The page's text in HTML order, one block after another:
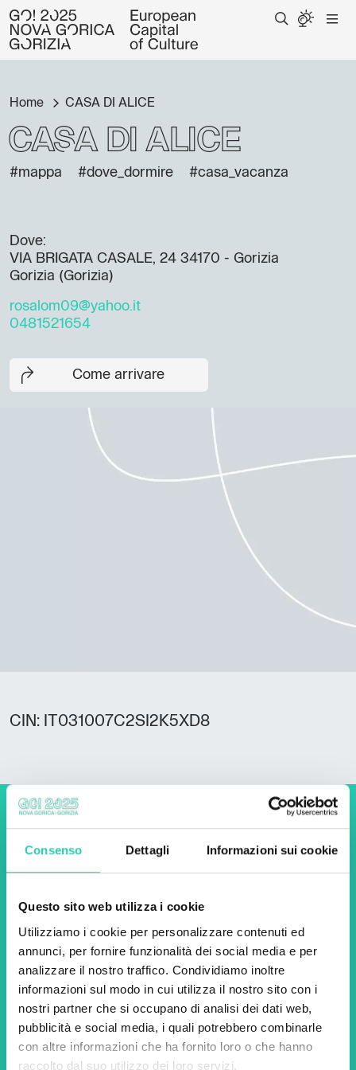
Consenso Dettagli Informazioni sui cookie
Questo sito web utilizza i cookie
Utilizziamo i cookie per personalizzare contenuti ed
annunci, per fornire funzionalità dei social media e per
analizzare il nostro traffico. Condividiamo inoltre
informazioni sul modo in cui utilizza il nostro sito con i
nostri partner che si occupano di analisi dei dati web,
pubblicità e social media, i quali potrebbero combinarle
con altre informazioni che ha fornito loro o che hanno
raccolto dal suo utilizzo dei loro servizi.
Home CASA DI ALICE
CASA DI ALICE
#mappa #dove_dormire #casa_vacanza
Dove:
VIA BRIGATA CASALE, 24 34170 - Gorizia
Gorizia (Gorizia)
rosalom09@yahoo.it
0481521654
Come arrivare
CIN: IT031007C2SI2K5XD8
Non perderti i prossimi
eventi! Iscriviti alla
scoprire tutte le nostre
iniziative.
Nome * Cognome *
Email *